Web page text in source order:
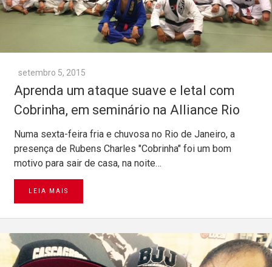
setembro 5, 2015
Aprenda um ataque suave e letal com
Cobrinha, em seminário na Alliance Rio
Numa sexta-feira fria e chuvosa no Rio de Janeiro, a
presença de Rubens Charles "Cobrinha" foi um bom
motivo para sair de casa, na noite…
LEIA MAIS